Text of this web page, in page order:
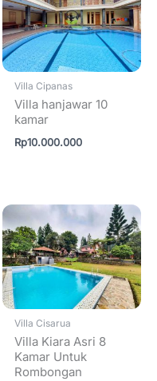
Villa Cipanas
Villa hanjawar 10
kamar
Rp10.000.000
Villa Cisarua
Villa Kiara Asri 8
Kamar Untuk
Rombongan